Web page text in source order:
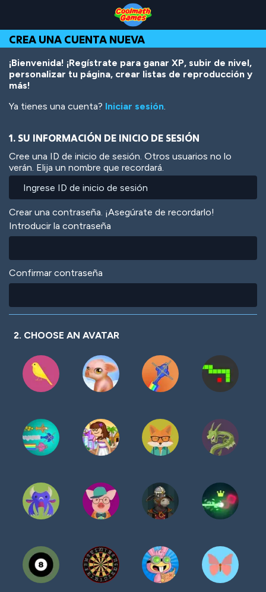
Top
of
Page
Navigation
Main
Content
Footer
contenido
principal
CREA UNA CUENTA NUEVA
¡Bienvenida! ¡Regístrate para ganar XP, subir de nivel,
personalizar tu página, crear listas de reproducción y
más!
Ya tienes una cuenta? Iniciar sesión.
1. SU INFORMACIÓN DE INICIO DE SESIÓN
Cree una ID de inicio de sesión. Otros usuarios no lo
verán. Elija un nombre que recordará.
Crear una contraseña. ¡Asegúrate de recordarlo!
Introducir la contraseña
Confirmar contraseña
2. CHOOSE AN AVATAR